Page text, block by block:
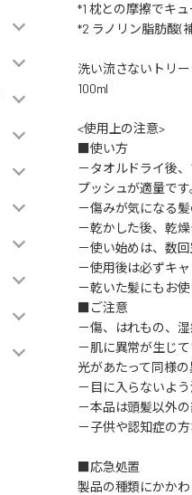
*1 枕との摩擦でキ
*2 ラノリン脂肪酸(
洗い流さないトリー
100ml
<使用上の注意>
■使い方
－タオルドライ後
プッシュが適量です
－傷みが気になる
－乾かした後、乾
－使い始めは、数
－使用後は必ずキ
－乾いた髪にもお使
■ご注意
－傷、はれもの、
－肌に異常が生じ
光があたって同様
－目に入らないよ
－本品は頭髪以外の
－子供や認知症の
■応急処置
製品の種類にかか